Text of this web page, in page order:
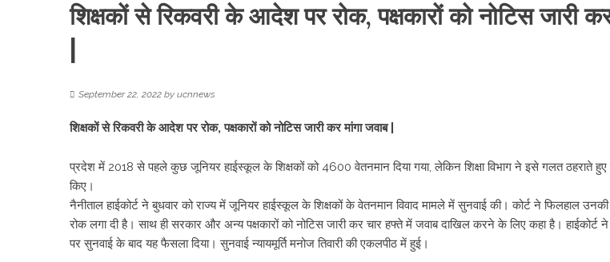
शिक्षकों से रिकवरी के आदेश पर रोक, पक्षकारों को नोटिस जारी
|
September 22, 2022 by ucnnews
शिक्षकों से रिकवरी के आदेश पर रोक, पक्षकारों को नोटिस जारी कर मांगा जवाब |
प्रदेश में 2018 से पहले कुछ जूनियर हाईस्कूल के शिक्षकों को 4600 वेतनमान दिया गया, लेकिन शिक्षा विभाग ने इसे गलत ठहराते
किए।
नैनीताल हाईकोर्ट ने बुधवार को राज्य में जूनियर हाईस्कूल के शिक्षकों के वेतनमान विवाद मामले में सुनवाई की। कोर्ट ने फिलहाल
रोक लगा दी है। साथ ही सरकार और अन्य पक्षकारों को नोटिस जारी कर चार हफ्ते में जवाब दाखिल करने के लिए कहा है। हाईकोर्ट
पर सुनवाई के बाद यह फैसला दिया। सुनवाई न्यायमूर्ति मनोज तिवारी की एकलपीठ में हुई।